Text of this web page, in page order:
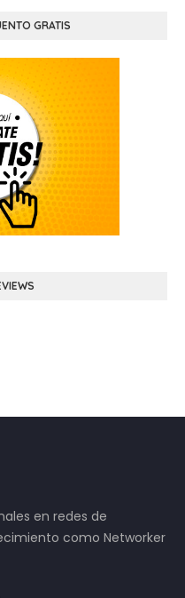
GRATIS
en redes de
como Networker